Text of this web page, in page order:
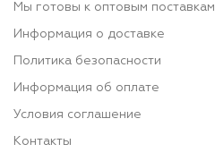
Мы готовы к оптовым поставкам
Информация о доставке
Политика безопасности
Информация об оплате
Условия соглашение
Контакты